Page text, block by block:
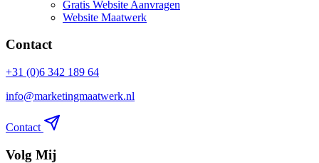
Gratis Website Aanvragen
Website Maatwerk
Contact
+31 (0)6 342 189 64
info@marketingmaatwerk.nl
Contact
Volg Mij